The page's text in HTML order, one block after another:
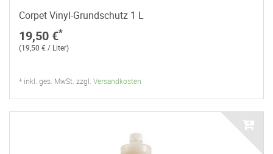
Corpet Vinyl-Grundschutz 1 L
19,50 €*
(19,50 € / Liter)
* inkl. ges. MwSt. zzgl. Versandkosten